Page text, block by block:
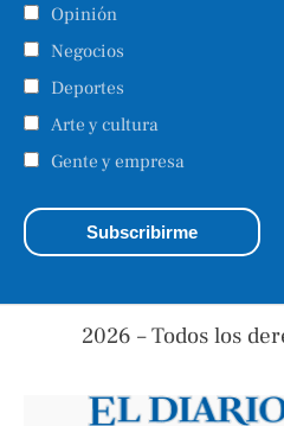
Opinión
Negocios
Deportes
Arte y cultura
Gente y empresa
2026 – Todos los